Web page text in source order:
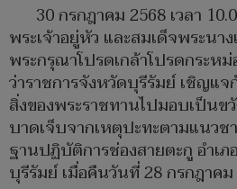
30 กรกฎาคม 2568 เวลา
พระเจ้าอยู่หัว และสมเด็จพระนา
พระกรุณาโปรดเกล้าโปรดกระห
ว่าราชการจังหวัดบุรีรัมย์ เชิญแจ
สิ่งของพระราชทานไปมอบเป็นข
บาดเจ็บจากเหตุปะทะตามแนว
ฐานปฏิบัติการช่องสายตะกู อำเ
บุรีรัมย์ เมื่อคืนวันที่ 28 กรกฎาค